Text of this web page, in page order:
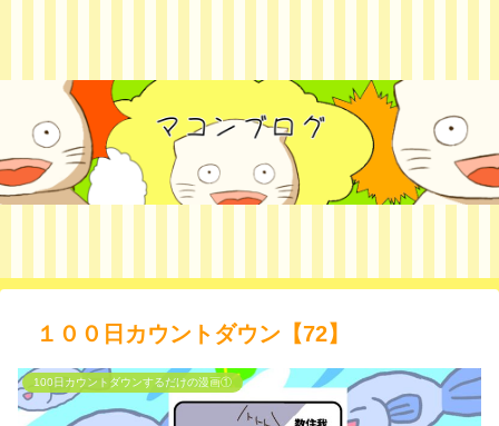
１００日カウントダウン【72】
100日カウントダウンするだけの漫画①